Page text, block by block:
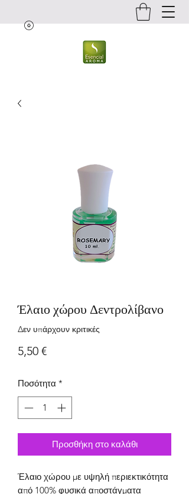
Έλαιο χώρου Δεντρολίβανο
Δεν υπάρχουν κριτικές
5,50 €Τιμή
Ποσότητα *
Προσθήκη στο καλάθι
Έλαιο χώρου με υψηλή περιεκτικότητα
από 100% φυσικά αποστάγματα